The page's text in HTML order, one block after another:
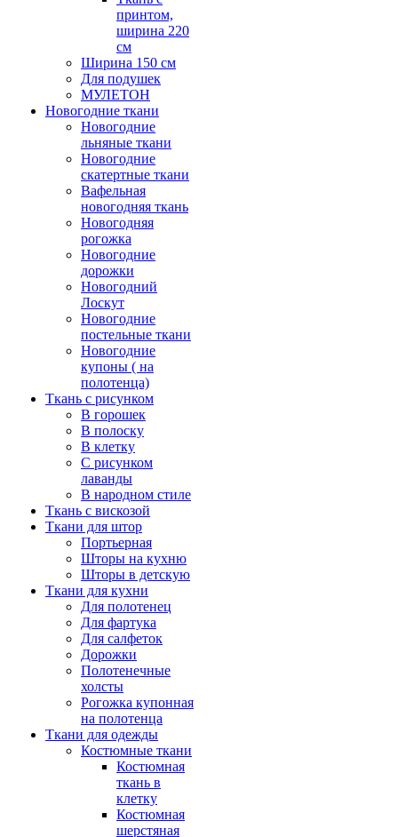
принтом,
ширина 220
см
Ширина 150 см
Для подушек
МУЛЕТОН
Новогодние ткани
Новогодние
льняные ткани
Новогодние
скатертные ткани
Вафельная
новогодняя ткань
Новогодняя
рогожка
Новогодние
дорожки
Новогодний
Лоскут
Новогодние
постельные ткани
Новогодние
купоны ( на
полотенца)
Ткань с рисунком
В горошек
В полоску
В клетку
С рисунком
лаванды
В народном стиле
Ткань с вискозой
Ткани для штор
Портьерная
Шторы на кухню
Шторы в детскую
Ткани для кухни
Для полотенец
Для фартука
Для салфеток
Дорожки
Полотенечные
холсты
Рогожка купонная
на полотенца
Ткани для одежды
Костюмные ткани
Костюмная
ткань в
клетку
Костюмная
шерстяная